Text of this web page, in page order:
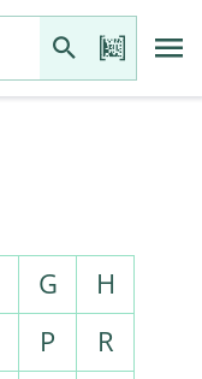
G
H
P
R